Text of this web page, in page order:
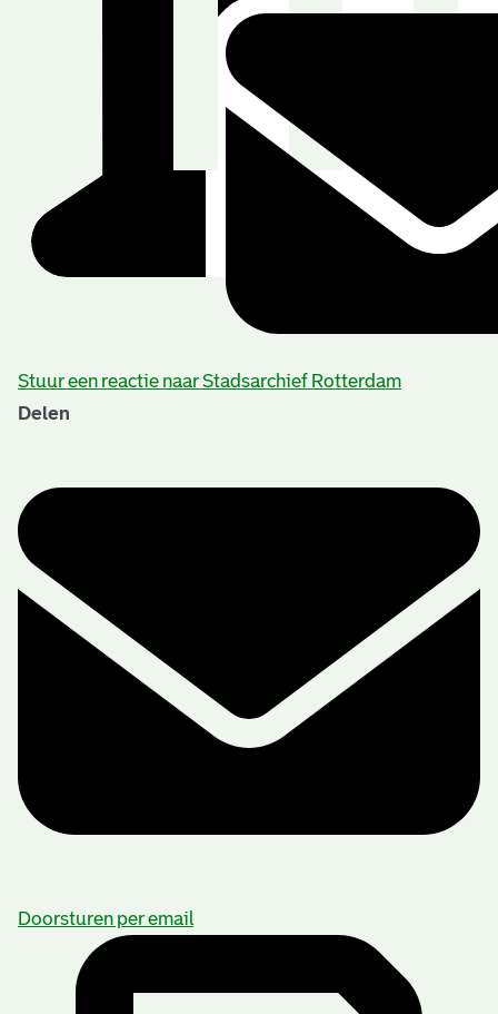
Stuur een reactie naar Stadsarchief Rotterdam
Delen
Doorsturen per email